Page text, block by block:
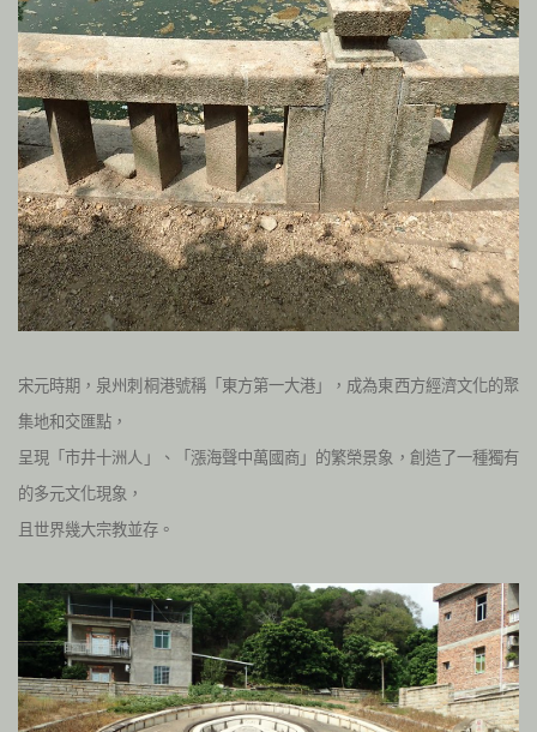
宋元時期，泉州刺桐港號稱「東方第一大港」，成為東西方經濟文化的聚
集地和交匯點，
呈現「市井十洲人」、「漲海聲中萬國商」的繁榮景象，創造了一種獨有
的多元文化現象，
且世界幾大宗教並存。